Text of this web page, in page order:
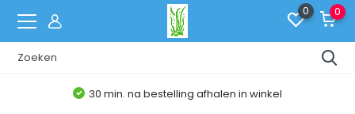
0 0
Belgische Webshop